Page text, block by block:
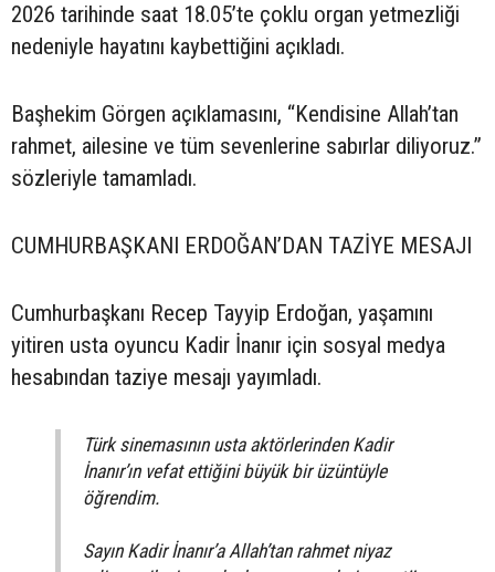
2026 tarihinde saat 18.05’te çoklu organ yetmezliği
nedeniyle hayatını kaybettiğini açıkladı.
Başhekim Görgen açıklamasını, “Kendisine Allah’tan
rahmet, ailesine ve tüm sevenlerine sabırlar diliyoruz.”
sözleriyle tamamladı.
CUMHURBAŞKANI ERDOĞAN’DAN TAZİYE MESAJI
Cumhurbaşkanı Recep Tayyip Erdoğan, yaşamını
yitiren usta oyuncu Kadir İnanır için sosyal medya
hesabından taziye mesajı yayımladı.
Türk sinemasının usta aktörlerinden Kadir
İnanır’ın vefat ettiğini büyük bir üzüntüyle
öğrendim.
Sayın Kadir İnanır’a Allah’tan rahmet niyaz